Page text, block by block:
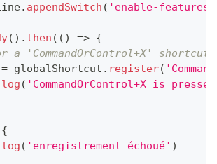
. appendSwitch ( 'enable-features'
( ) . then ( ( ) => {
a 'CommandOrControl+X'
= globalShortcut . register(
log ( 'CommandOrControl+X is
{
log ( 'enregistrement échoué' )